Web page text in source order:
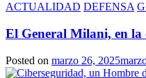
ACTUALIDAD DEFENSA
El General Milani, en la
Posted on marzo 26, 2025